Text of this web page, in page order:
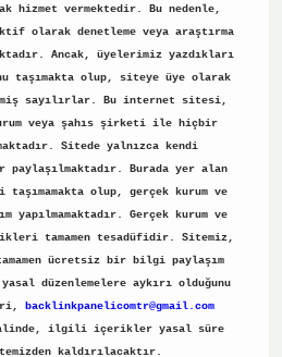
hizmet vermektedir. Bu nedenle,
olarak denetleme veya araştırma
Ancak, üyelerimiz yazdıkları
taşımakta olup, siteye üye olarak
sayılırlar. Bu internet sitesi,
veya şahıs şirketi ile hiçbir
Sitede yalnızca kendi
paylaşılmaktadır. Burada yer alan
olup, gerçek kurum ve
yapılmamaktadır. Gerçek kurum ve
tamamen tesadüfidir. Sitemiz,
tamamen ücretsiz bir bilgi paylaşım
düzenlemelere aykırı olduğunu
backlinkpanelicomtr@gmail.com
ilgili içerikler yasal süre
kaldırılacaktır.